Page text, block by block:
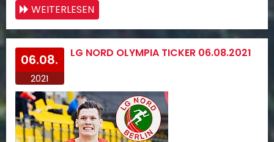
WEITERLESEN
06.08.
2021
LG NORD OLYMPIA TICKER 06.08.2021